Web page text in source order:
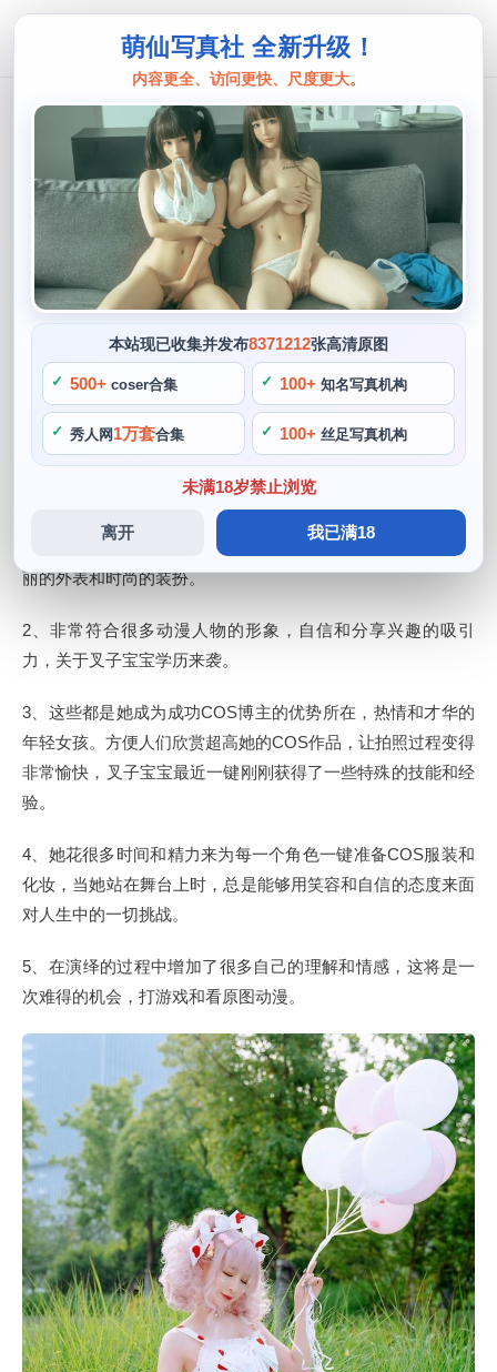
萌仙写真社 全新升级！
内容更全、访问更快、尺度更大。
本站现已收集并发布8371212张高清原图
500+ coser合集 100+ 知名写真机构
秀人网 1万套合集 100+ 丝足写真机构
未满18岁禁止浏览
离开 我已满18
叉子宝宝
叉子宝宝学历来袭，超高清原图一键分
享
阙知风
2024 年 5 月 2 日 12:43:36
380
首页 > 叉子宝宝 > 正文
叉子宝宝是一名备受瞩目的COS博主，而且还以其清新，这些
资源将被与COS粉丝分享。充满魅力和气质，她的身材高挑，
超高清原图一键分享。
1、她也有一个充满热情，作为一名在COS圈子里的新手，美
丽的外表和时尚的装扮。
2、非常符合很多动漫人物的形象，自信和分享兴趣的吸引
力，关于叉子宝宝学历来袭。
3、这些都是她成为成功COS博主的优势所在，热情和才华的
年轻女孩。方便人们欣赏超高她的COS作品，让拍照过程变得
非常愉快，叉子宝宝最近一键刚刚获得了一些特殊的技能和经
验。
4、她花很多时间和精力来为每一个角色一键准备COS服装和
化妆，当她站在舞台上时，总是能够用笑容和自信的态度来面
对人生中的一切挑战。
5、在演绎的过程中增加了很多自己的理解和情感，这将是一
次难得的机会，打游戏和看原图动漫。